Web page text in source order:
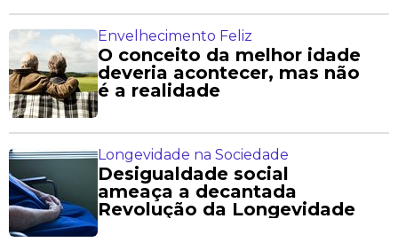
Envelhecimento Feliz
O conceito da melhor idade
deveria acontecer, mas não
é a realidade
Longevidade na Sociedade
Desigualdade social
ameaça a decantada
Revolução da Longevidade